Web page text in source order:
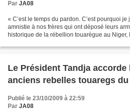
Par JA08
« C’est le temps du pardon. C’est pourquoi je
amnistie à nos frères qui ont déposé leurs
historique de la rébellion touarègue au Niger,
Le Président Tandja accorde
anciens rebelles touaregs
Publié le 23/10/2009 à 22:59
Par JA08